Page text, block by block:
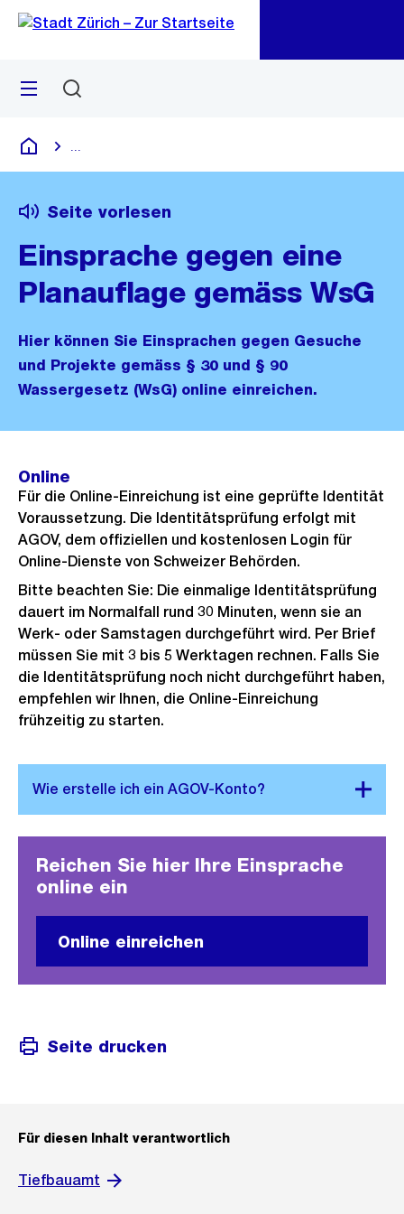
Navigation
Sprunglink
Menü
Deutsch
Seite vorlesen
Einsprache gegen eine
Planauflage gemäss WsG
Hier können Sie Einsprachen gegen Gesuche
und Projekte gemäss § 30 und § 90
Wassergesetz (WsG) online einreichen.
Online
Für die Online-Einreichung ist eine geprüfte Identität
Voraussetzung. Die Identitätsprüfung erfolgt mit
AGOV, dem offiziellen und kostenlosen Login für
Online-Dienste von Schweizer Behörden.
Bitte beachten Sie: Die einmalige Identitätsprüfung
dauert im Normalfall rund 30 Minuten, wenn sie an
Werk- oder Samstagen durchgeführt wird. Per Brief
müssen Sie mit 3 bis 5 Werktagen rechnen. Falls Sie
die Identitätsprüfung noch nicht durchgeführt haben,
empfehlen wir Ihnen, die Online-Einreichung
frühzeitig zu starten.
Reichen Sie hier Ihre Einsprache
online ein
Online einreichen
Seite drucken
Für diesen Inhalt verantwortlich
Tiefbauamt